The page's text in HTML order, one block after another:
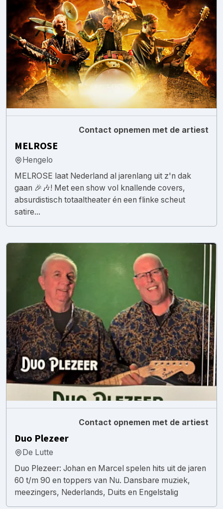
Contact opnemen met de artiest
MELROSE
Hengelo
MELROSE laat Nederland al jarenlang uit z'n dak
gaan 🎉🎶! Met een show vol knallende covers,
absurdistisch totaaltheater én een flinke scheut
satire...
Contact opnemen met de artiest
Duo Plezeer
De Lutte
Duo Plezeer: Johan en Marcel spelen hits uit de jaren
60 t/m 90 en toppers van Nu. Dansbare muziek,
meezingers, Nederlands, Duits en Engelstalig